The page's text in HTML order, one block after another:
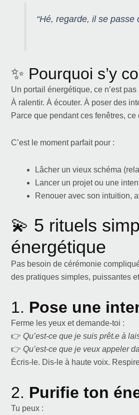
“Hé, regarde, il se
✨ Pourquoi s’y
Un portail énergétique, ce n’est
À ralentir. À écouter. À poser des
Parce que pendant ces fenêtres, ce
C’est le moment parfait pour :
Lâcher un vieux schéma
Lancer un projet ou une
Renouer avec son intuition,
💫 5 rituels
énergétique
Pas besoin de cérémonie
des pratiques simples, puissantes
1. Pose une
Ferme les yeux et demande-toi :
👉 Qu’est-ce que je suis prêt.e à
👉 Qu’est-ce que je veux appeler
Écris-le. Dis-le à haute voix.
2. Purifie ton
Tu peux :